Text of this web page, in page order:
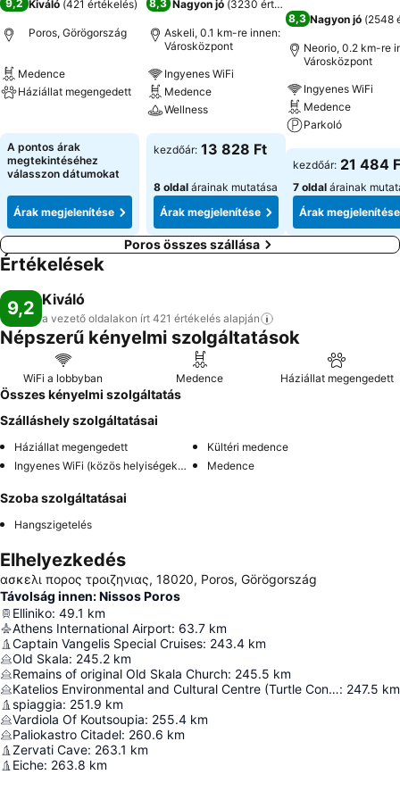
9,2 Kiváló (421 értékelés)
Poros, Görögország
Medence
Háziállat megengedett
A pontos árak
megtekintéséhez
válasszon dátumokat
Árak megjelenítése
8,3 Nagyon jó (3230 értékelés
Askeli, 0.1 km-re innen:
Városközpont
Ingyenes WiFi
Medence
Wellness
Árak megjelenítése
kezdőár: 13 828 Ft
8 oldal árainak mutatása
Árak megjelenítése
8,3 Nagyon jó (2548
Neorio, 0.2 km-re
Városközpont
Ingyenes WiFi
Medence
Parkoló
Árak
kezdőár: 21 484
7 oldal árainak
Árak megjelenítése
Poros összes szállása
Értékelések
9,2 Kiváló
a vezető oldalakon írt 421 értékelés alapján
Népszerű kényelmi szolgáltatások
WiFi a lobbyban Medence Háziállat megengedett
Összes kényelmi szolgáltatás
Szálláshely szolgáltatásai
Háziállat megengedett
Kültéri medence
Ingyenes WiFi (közös helyiségekben)
Medence
Szoba szolgáltatásai
Hangszigetelés
Elhelyezkedés
ασκελι πορος τροιζηνιας, 18020, Poros, Görögország
Távolság innen: Nissos Poros
Elliniko: 49.1 km
Athens International Airport: 63.7 km
Captain Vangelis Special Cruises: 243.4 km
Old Skala: 245.2 km
Remains of original Old Skala Church: 245.5 km
Katelios Environmental and Cultural Centre (Turtle Conservation): 247.5 km
spiaggia: 251.9 km
Vardiola Of Koutsoupia: 255.4 km
Paliokastro Citadel: 260.6 km
Zervati Cave: 263.1 km
Eiche: 263.8 km